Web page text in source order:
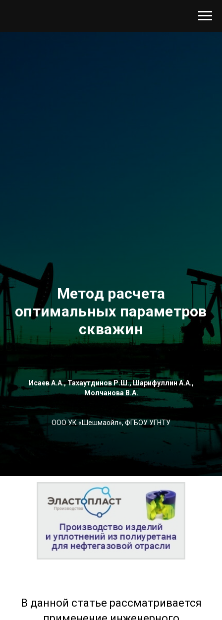
Метод расчета
оптимальных параметров
скважин
Исаев А.А., Тахаутдинов Р.Ш., Шарифуллин А.А.,
Молчанова В.А.
ООО УК «Шешмаойл», ФГБОУ УГНТУ
В данной статье рассматривается